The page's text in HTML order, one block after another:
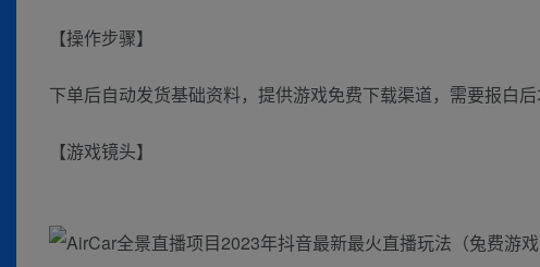
【操作步骤】
下单后自动发货基础资料，提供游戏免费下载渠道，需要报白
【游戏镜头】